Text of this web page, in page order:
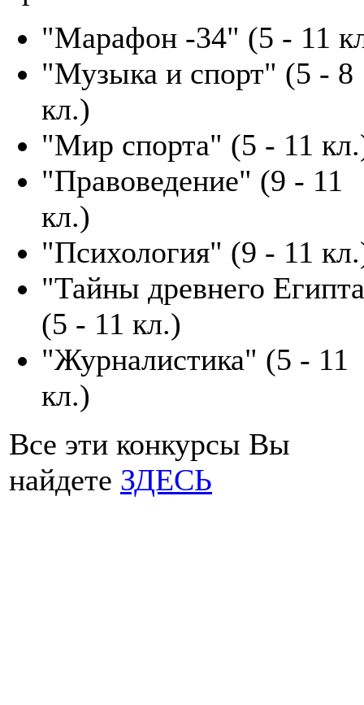
"Марафон -34" (5 - 11
"Музыка и спорт" (5 - 8
кл.)
"Мир спорта" (5 - 11
"Правоведение" (9 - 11
кл.)
"Психология" (9 - 11
"Тайны древнего
(5 - 11 кл.)
"Журналистика" (5 - 11
кл.)
Все эти конкурсы Вы
найдете ЗДЕСЬ